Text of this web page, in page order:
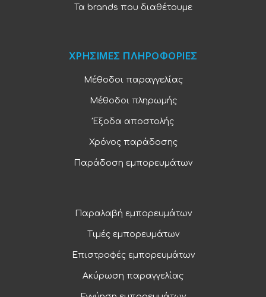
Τα brands που διαθέτουμε
ΧΡΗΣΙΜΕΣ ΠΛΗΡΟΦΟΡΙΕΣ
Μέθοδοι παραγγελίας
Μέθοδοι πληρωμής
Έξοδα αποστολής
Χρόνος παράδοσης
Παράδοση εμπορευμάτων
Παραλαβή εμπορευμάτων
Τιμές εμπορευμάτων
Επιστροφές εμπορευμάτων
Ακύρωση παραγγελίας